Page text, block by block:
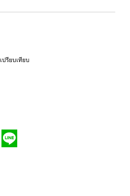
เปรียบเทียบ